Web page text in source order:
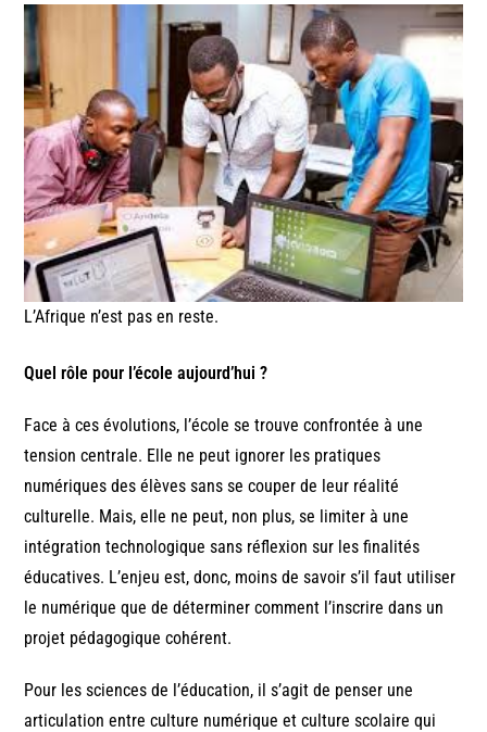
L’Afrique n’est pas en reste.
Quel rôle pour l’école aujourd’hui ?
Face à ces évolutions, l’école se trouve confrontée à une
tension centrale. Elle ne peut ignorer les pratiques
numériques des élèves sans se couper de leur réalité
culturelle. Mais, elle ne peut, non plus, se limiter à une
intégration technologique sans réflexion sur les finalités
éducatives. L’enjeu est, donc, moins de savoir s’il faut utiliser
le numérique que de déterminer comment l’inscrire dans un
projet pédagogique cohérent.
Pour les sciences de l’éducation, il s’agit de penser une
articulation entre culture numérique et culture scolaire qui